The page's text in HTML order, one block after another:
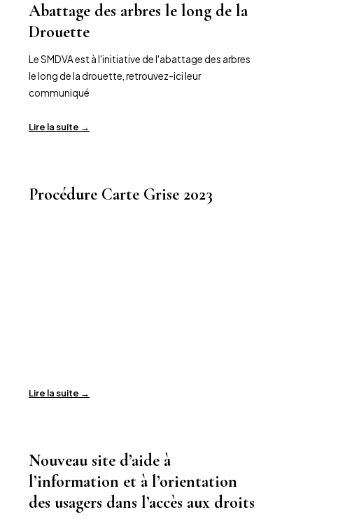
Abattage des arbres le long de la
Drouette
Le SMDVA est à l'initiative de l'abattage des arbres
le long de la drouette, retrouvez-ici leur
communiqué
Lire la suite →
Procédure Carte Grise 2023
Lire la suite →
Nouveau site d’aide à
l’information et à l’orientation
des usagers dans l’accès aux droits